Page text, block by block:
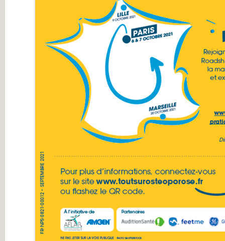
EVALUER LES 80
PROPOSITIONS
ÉMISES
DITES STOP À
L’ARTHROSE !
L’ARTHROSE
PAS...
L’ARTHROSE
L’ARTHROSE
ÊTRE ÉVITÉE
L’ARTHROSE SE
SOIGNE
LA RECHERCHE
EN MARCHE
EN SAVOIR PLUS
L’ARTHROSE EN
L’ARTHROSE ?
LES FACTEURS
RISQUES
LES
MÉDICAUX
LES
NON
LES TYPES
D’ARTHROSE
DOULEUR ET